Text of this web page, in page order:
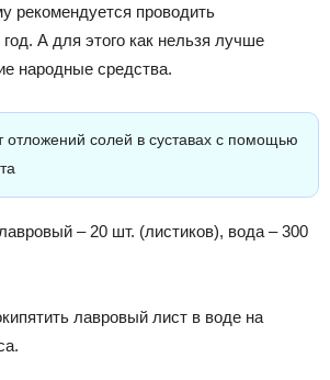
рекомендуется проводить
А для этого как нельзя лучше
народные средства.
отложений солей в суставах с помощью
– 20 шт. (листиков), вода – 300
лавровый лист в воде на